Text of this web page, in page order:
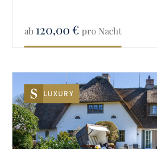
ab 120,00€ pro Nacht
LUXURY